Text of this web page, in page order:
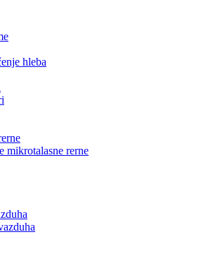
hleba
mikrotalasne rerne